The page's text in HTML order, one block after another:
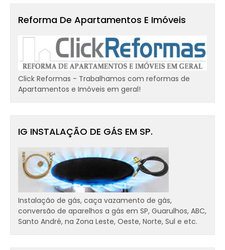
Reforma De Apartamentos E Imóveis
Click Reformas - Trabalhamos com reformas de
Apartamentos e Imóveis em geral!
IG INSTALAÇÃO DE GÁS EM SP.
Instalação de gás, caça vazamento de gás,
conversão de aparelhos a gás em SP, Guarulhos, ABC,
Santo André, na Zona Leste, Oeste, Norte, Sul e etc.